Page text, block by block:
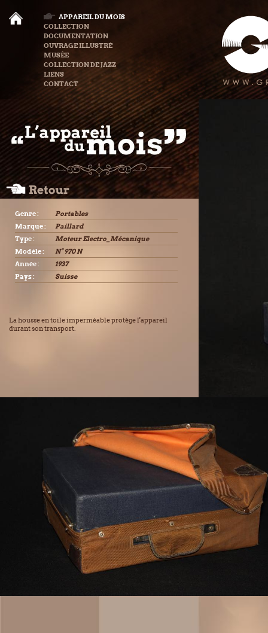
APPAREIL DU MOIS
COLLECTION
DOCUMENTATION
OUVRAGE ILLUSTRÉ
MUSÉE
COLLECTION DE JAZZ
LIENS
CONTACT
Genre :
Portables
Marque :
Paillard
Type :
Moteur Electro_Mécanique
Modèle :
N° 970 N
Année :
1937
Pays :
Suisse
La housse en toile imperméable protège l'appareil
durant son transport.